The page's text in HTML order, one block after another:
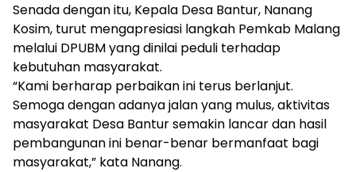
Senada dengan itu, Kepala Desa Bantur, Nanang
Kosim, turut mengapresiasi langkah Pemkab Malang
melalui DPUBM yang dinilai peduli terhadap
kebutuhan masyarakat.
“Kami berharap perbaikan ini terus berlanjut.
Semoga dengan adanya jalan yang mulus, aktivitas
masyarakat Desa Bantur semakin lancar dan hasil
pembangunan ini benar-benar bermanfaat bagi
masyarakat,” kata Nanang.